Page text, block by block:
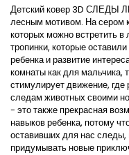
Детский ковер 3D СЛЕДЫ
лесным мотивом. На сером
которых можно встретить
тропинки, которые
ребенка и развитие
комнаты как для мальчика,
стимулирует движение,
следам животных своими
- это также прекрасная
навыков ребенка, потому
оставивших для нас следы,
придумывать новые